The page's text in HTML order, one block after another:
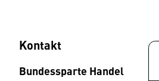
Kontakt
Bundessparte Handel